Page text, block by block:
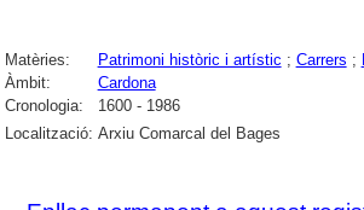
Matèries: Patrimoni històric i artístic ; Carrers ;
Àmbit:
Cardona
Cronologia:
1600 - 1986
Localització: Arxiu Comarcal del Bages